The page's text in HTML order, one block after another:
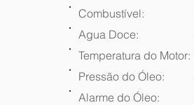
Combustível:
Agua Doce:
Temperatura do Motor:
Pressão do Óleo:
Alarme do Óleo: